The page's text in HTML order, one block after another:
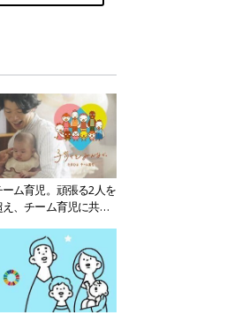
ム育児。頑張る2人を
、チーム育児に共感